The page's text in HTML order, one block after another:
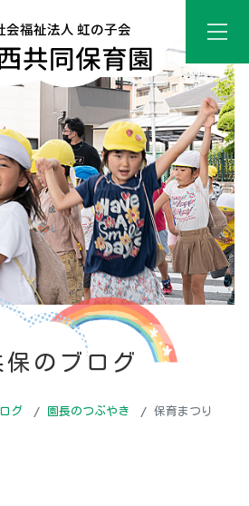
のブログ
グ 園長のつぶやき 保育まつり